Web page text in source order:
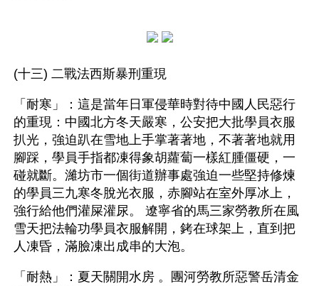
(十三) 二戰法西斯暴刑重現
「耐寒」：這是當年日軍侵華時對待中國人民惡行
的重現：中國北方冬天嚴寒，公安把大批學員衣服
扒光，強迫趴在雪地上手掌著著地，不著著地就用
腳踩，學員手指都凍得象胡蘿蔔一樣紅腫僵硬，一
碰就斷。濰坊市一個街道辦事處強迫一些堅持修煉
的學員三九寒冬脫光衣服，赤腳站在室外厚冰上，
強行給他們灌屎灌尿。 遼寧省的馬三家勞教所在風
雪天把法輪功學員衣服解開，銬在球架上，直到把
人凍昏，滿臉凍出成串的大泡。
「耐熱」：夏天關開水房 。團河勞教所惡警岳清金